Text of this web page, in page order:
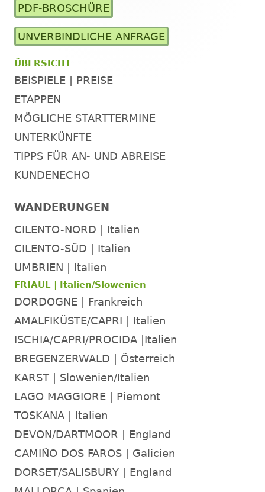
Seitenleiste
PDF-BROSCHÜRE
UNVERBINDLICHE ANFRAGE
ÜBERSICHT
BEISPIELE | PREISE
ETAPPEN
MÖGLICHE STARTTERMINE
UNTERKÜNFTE
TIPPS FÜR AN- UND ABREISE
KUNDENECHO
WANDERUNGEN
CILENTO-NORD | Italien
CILENTO-SÜD | Italien
UMBRIEN | Italien
FRIAUL | Italien/Slowenien
DORDOGNE | Frankreich
AMALFIKÜSTE/CAPRI | Italien
ISCHIA/CAPRI/PROCIDA |Italien
BREGENZERWALD | Österreich
KARST | Slowenien/Italien
LAGO MAGGIORE | Piemont
TOSKANA | Italien
DEVON/DARTMOOR | England
CAMIÑO DOS FAROS | Galicien
DORSET/SALISBURY | England